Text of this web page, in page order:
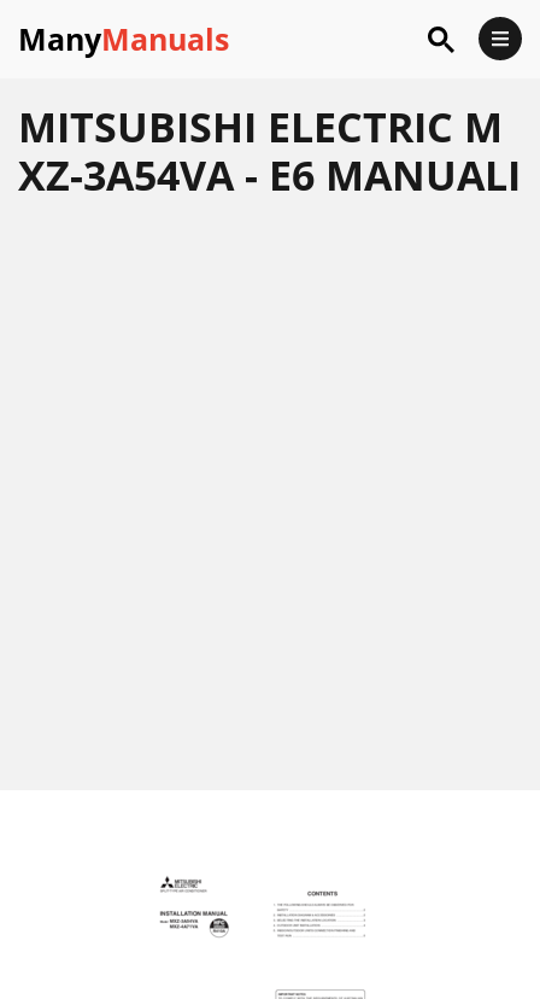
ManyManuals
MITSUBISHI ELECTRIC M
XZ-3A54VA - E6 MANUALI